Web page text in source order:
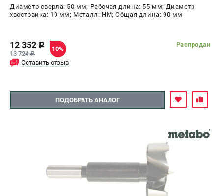
Диаметр сверла: 50 мм; Рабочая длина: 55 мм; Диаметр
хвостовика: 19 мм; Металл: HM; Общая длина: 90 мм
12 352 c
13 724c
10%
Распродан
Оставить отзыв
ПОДОБРАТЬ АНАЛОГ